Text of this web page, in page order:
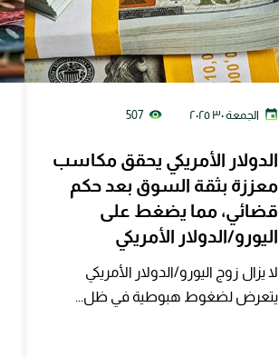
507 الجمعة ٣٠ ٢٠٢٥
الدولار الأمريكي يحقق مكاسب
معززة بثقة السوق بعد حكم
قضائي، مما يضغط على
اليورو/الدولار الأمريكي
لا يزال زوج اليورو/الدولار الأمريكي
يتعرض لضغوط هبوطية في ظل...